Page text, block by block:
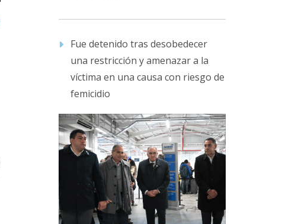
Fue detenido tras desobedecer
una restricción y amenazar a la
víctima en una causa con riesgo de
femicidio